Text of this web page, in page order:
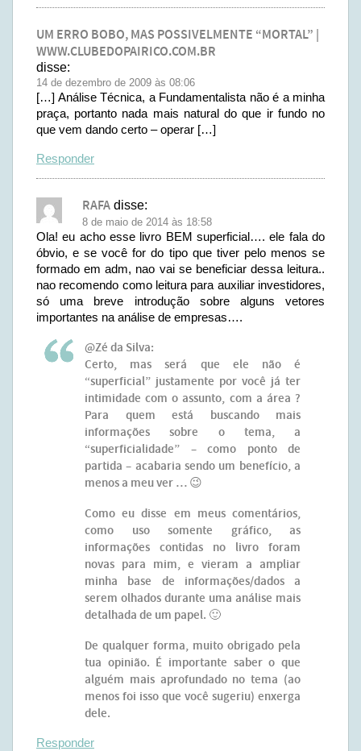
UM ERRO BOBO, MAS POSSIVELMENTE “MORTAL” |
WWW.CLUBEDOPAIRICO.COM.BR
disse:
14 de dezembro de 2009 às 08:06
[…] Análise Técnica, a Fundamentalista não é a minha
praça, portanto nada mais natural do que ir fundo no
que vem dando certo – operar […]
Responder
RAFA disse:
8 de maio de 2014 às 18:58
Ola! eu acho esse livro BEM superficial…. ele fala do
óbvio, e se você for do tipo que tiver pelo menos se
formado em adm, nao vai se beneficiar dessa leitura..
nao recomendo como leitura para auxiliar investidores,
só uma breve introdução sobre alguns vetores
importantes na análise de empresas….
@Zé da Silva:
Certo, mas será que ele não é
“superficial” justamente por você já ter
intimidade com o assunto, com a área ?
Para quem está buscando mais
informações sobre o tema, a
“superficialidade” – como ponto de
partida – acabaria sendo um benefício, a
menos a meu ver … 😉
Como eu disse em meus comentários,
como uso somente gráfico, as
informações contidas no livro foram
novas para mim, e vieram a ampliar
minha base de informações/dados a
serem olhados durante uma análise mais
detalhada de um papel. 🙂
De qualquer forma, muito obrigado pela
tua opinião. É importante saber o que
alguém mais aprofundado no tema (ao
menos foi isso que você sugeriu) enxerga
dele.
Responder